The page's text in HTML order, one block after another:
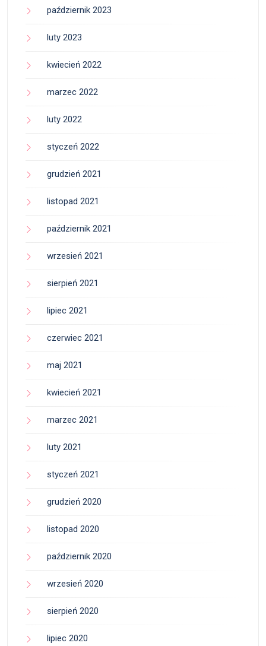
październik 2023
luty 2023
kwiecień 2022
marzec 2022
luty 2022
styczeń 2022
grudzień 2021
listopad 2021
październik 2021
wrzesień 2021
sierpień 2021
lipiec 2021
czerwiec 2021
maj 2021
kwiecień 2021
marzec 2021
luty 2021
styczeń 2021
grudzień 2020
listopad 2020
październik 2020
wrzesień 2020
sierpień 2020
lipiec 2020